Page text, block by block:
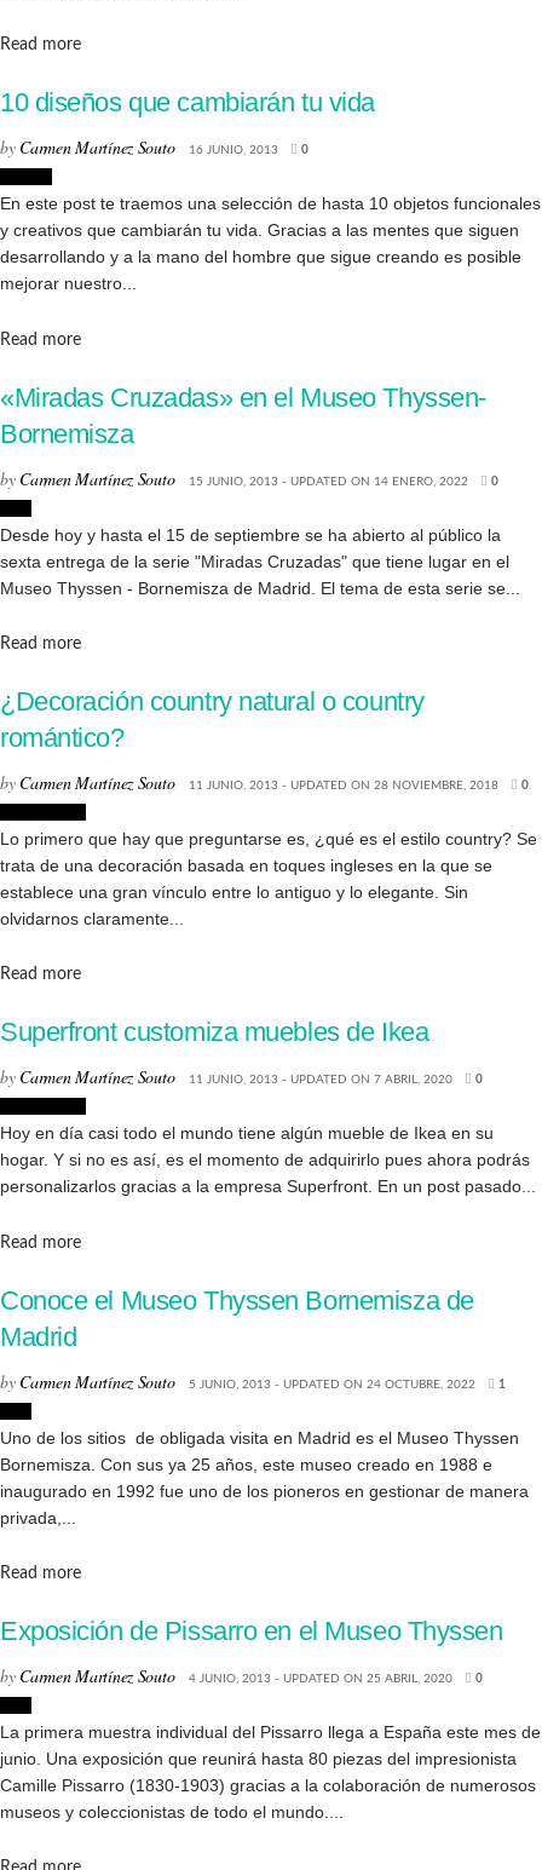
Read moreDetails
10 diseños que cambiarán tu vida
by Carmen Martínez Souto 16 JUNIO, 2013 0
En este post te traemos una selección de hasta 10 objetos funcionales
y creativos que cambiarán tu vida. Gracias a las mentes que siguen
desarrollando y a la mano del hombre que sigue creando es posible
mejorar nuestro...
Read moreDetails
«Miradas Cruzadas» en el Museo Thyssen-
Bornemisza
by Carmen Martínez Souto 15 JUNIO, 2013 - UPDATED ON 14 ENERO, 2022 0
Desde hoy y hasta el 15 de septiembre se ha abierto al público la
sexta entrega de la serie "Miradas Cruzadas" que tiene lugar en el
Museo Thyssen - Bornemisza de Madrid. El tema de esta serie se...
Read moreDetails
¿Decoración country natural o country
romántico?
by Carmen Martínez Souto 11 JUNIO, 2013 - UPDATED ON 28 NOVIEMBRE, 2018 0
Lo primero que hay que preguntarse es, ¿qué es el estilo country? Se
trata de una decoración basada en toques ingleses en la que se
establece una gran vínculo entre lo antiguo y lo elegante. Sin
olvidarnos claramente...
Read moreDetails
Superfront customiza muebles de Ikea
by Carmen Martínez Souto 11 JUNIO, 2013 - UPDATED ON 7 ABRIL, 2020 0
Hoy en día casi todo el mundo tiene algún mueble de Ikea en su
hogar. Y si no es así, es el momento de adquirirlo pues ahora podrás
personalizarlos gracias a la empresa Superfront. En un post pasado...
Read moreDetails
Conoce el Museo Thyssen Bornemisza de
Madrid
by Carmen Martínez Souto 5 JUNIO, 2013 - UPDATED ON 24 OCTUBRE, 2022 1
Uno de los sitios de obligada visita en Madrid es el Museo Thyssen
Bornemisza. Con sus ya 25 años, este museo creado en 1988 e
inaugurado en 1992 fue uno de los pioneros en gestionar de manera
privada,...
Read moreDetails
Exposición de Pissarro en el Museo Thyssen
by Carmen Martínez Souto 4 JUNIO, 2013 - UPDATED ON 25 ABRIL, 2020 0
La primera muestra individual del Pissarro llega a España este mes de
junio. Una exposición que reunirá hasta 80 piezas del impresionista
Camille Pissarro (1830-1903) gracias a la colaboración de numerosos
museos y coleccionistas de todo el mundo....